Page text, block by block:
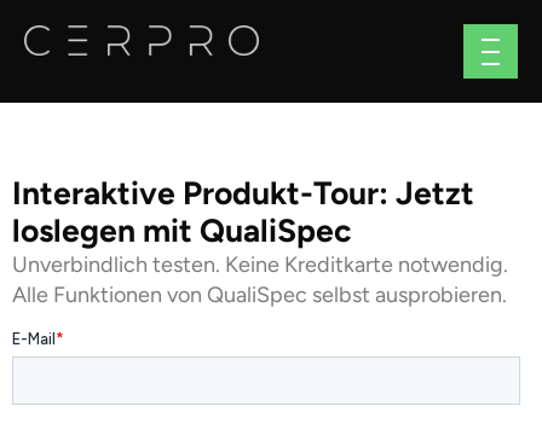
Interaktive Produkt-Tour: Jetzt
loslegen mit QualiSpec
Unverbindlich testen. Keine Kreditkarte notwendig.
Alle Funktionen von QualiSpec selbst ausprobieren.